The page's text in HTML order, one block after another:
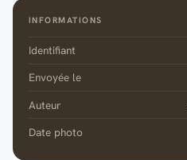
INFORMATIONS
Identifiant
Envoyée le
Auteur
Date photo